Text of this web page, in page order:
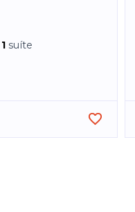
1 suíte